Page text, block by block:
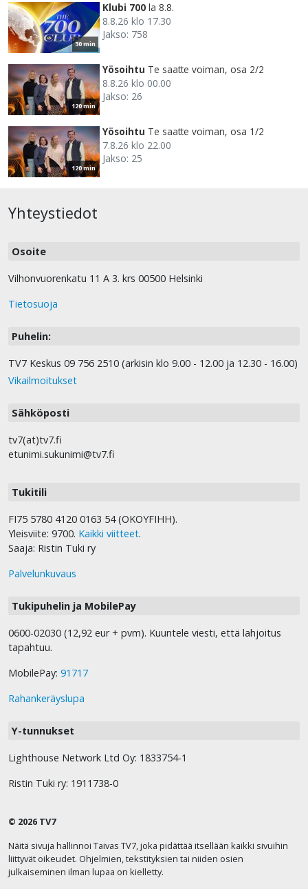
30 min
Klubi 700 la 8.8.
8.8.26 klo 17.30
Jakso: 758
120 min
Yösoihtu Te saatte voiman, osa 2/2
8.8.26 klo 00.00
Jakso: 26
120 min
Yösoihtu Te saatte voiman, osa 1/2
7.8.26 klo 22.00
Jakso: 25
Yhteystiedot
Osoite
Vilhonvuorenkatu 11 A 3. krs 00500 Helsinki
Tietosuoja
Puhelin:
TV7 Keskus 09 756 2510 (arkisin klo 9.00 - 12.00 ja 12.30 - 16.00)
Vikailmoitukset
Sähköposti
tv7(at)tv7.fi
etunimi.sukunimi@tv7.fi
Tukitili
FI75 5780 4120 0163 54 (OKOYFIHH).
Yleisviite: 9700. Kaikki viitteet.
Saaja: Ristin Tuki ry
Palvelunkuvaus
Tukipuhelin ja MobilePay
0600-02030 (12,92 eur + pvm). Kuuntele viesti, että lahjoitus
tapahtuu.
MobilePay: 91717
Rahankeräyslupa
Y-tunnukset
Lighthouse Network Ltd Oy: 1833754-1
Ristin Tuki ry: 1911738-0
© 2026 TV7
Näitä sivuja hallinnoi Taivas TV7, joka pidättää itsellään kaikki sivuihin
liittyvät oikeudet. Ohjelmien, tekstityksien tai niiden osien
julkaiseminen ilman lupaa on kielletty.